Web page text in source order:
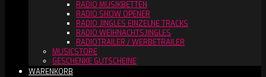
RADIO MUSIKBETTEN
RADIO SHOW OPENER
RADIO JINGLES EINZELNE TRACKS
RADIO WEIHNACHTSJINGLES
RADIOTRAILER / WERBETRAILER
MUSICSTORE
GESCHENKE GUTSCHEINE
WARENKORB